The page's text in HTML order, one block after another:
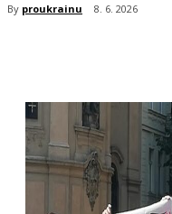
By proukrainu 8. 6. 2026